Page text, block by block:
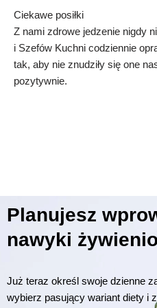
Ciekawe posiłki
Z nami zdrowe jedzenie nigdy
i Szefów Kuchni codziennie
tak, aby nie znudziły się one
pozytywnie.
Planujesz
nawyki
Już teraz określ swoje dzienne
wybierz pasujący wariant diety i